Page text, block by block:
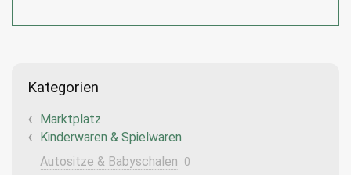
Kategorien
Marktplatz
Kinderwaren & Spielwaren
Autositze & Babyschalen
0